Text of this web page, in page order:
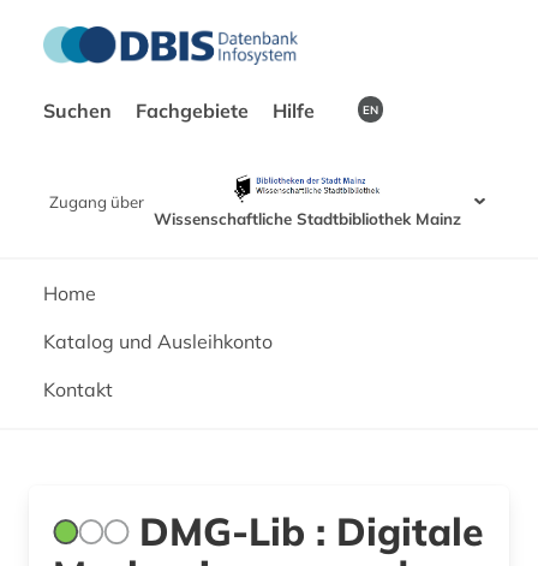
Suchen Fachgebiete Hilfe EN
Zugang über
Wissenschaftliche Stadtbibliothek Mainz
Home
Katalog und Ausleihkonto
Kontakt
DMG-Lib : Digitale